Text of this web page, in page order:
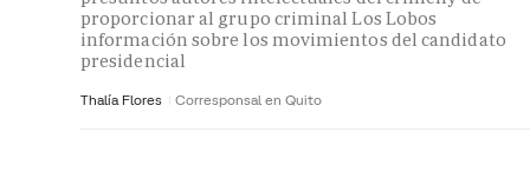
proporcionar al grupo criminal Los Lobos
información sobre los movimientos del candidato
presidencial
Thalía Flores Corresponsal en Quito